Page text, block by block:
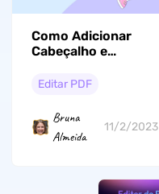
Como Adicionar
Cabeçalho e
Maneiras Simples
Editar PDF
Bruna
Almeida
11/2/2023